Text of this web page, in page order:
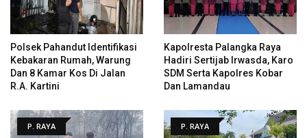
Polsek Pahandut Identifikasi
Kebakaran Rumah, Warung
Dan 8 Kamar Kos Di Jalan
R.A. Kartini
Kapolresta Palangka Raya
Hadiri Sertijab Irwasda, Karo
SDM Serta Kapolres Kobar
Dan Lamandau
P. RAYA P. RAYA